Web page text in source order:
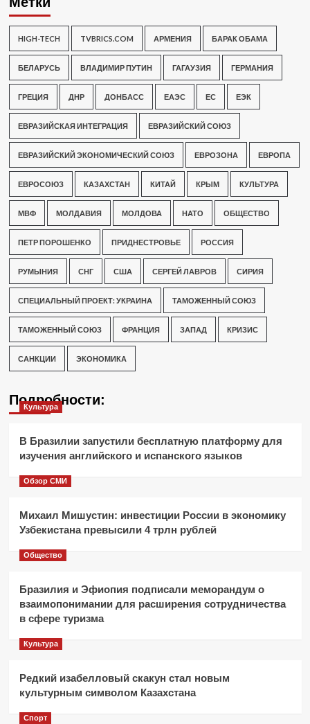
HIGH-TECH TVBRICS.COM АРМЕНИЯ БАРАК ОБАМА
БЕЛАРУСЬ ВЛАДИМИР ПУТИН ГАГАУЗИЯ ГЕРМАНИЯ
ГРЕЦИЯ ДНР ДОНБАСС ЕАЭС ЕС ЕЭК
ЕВРАЗИЙСКАЯ ИНТЕГРАЦИЯ ЕВРАЗИЙСКИЙ СОЮЗ
ЕВРАЗИЙСКИЙ ЭКОНОМИЧЕСКИЙ СОЮЗ ЕВРОЗОНА ЕВРОПА
ЕВРОСОЮЗ КАЗАХСТАН КИТАЙ КРЫМ КУЛЬТУРА
МВФ МОЛДАВИЯ МОЛДОВА НАТО ОБЩЕСТВО
ПЕТР ПОРОШЕНКО ПРИДНЕСТРОВЬЕ РОССИЯ
РУМЫНИЯ СНГ США СЕРГЕЙ ЛАВРОВ СИРИЯ
СПЕЦИАЛЬНЫЙ ПРОЕКТ: УКРАИНА ТАМОЖЕННЫЙ СОЮЗ
ТАМОЖЕННЫЙ СОЮЗ ФРАНЦИЯ ЗАПАД КРИЗИС
САНКЦИИ ЭКОНОМИКА
Подробности:
Культура
В Бразилии запустили бесплатную платформу для
изучения английского и испанского языков
Обзор СМИ
Михаил Мишустин: инвестиции России в экономику
Узбекистана превысили 4 трлн рублей
Общество
Бразилия и Эфиопия подписали меморандум о
взаимопонимании для расширения сотрудничества
в сфере туризма
Культура
Редкий изабелловый скакун стал новым
культурным символом Казахстана
Спорт